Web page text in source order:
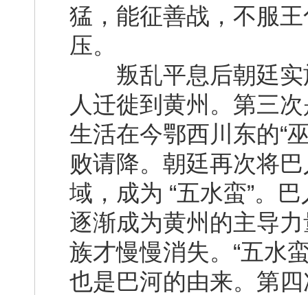
猛，能征善战，不服
压。
叛乱平息后朝廷实
人迁徙到黄州。第三
生活在今鄂西川东的“
败请降。朝廷再次将
域，成为 “五水蛮”。
逐渐成为黄州的主导
族才慢慢消失。“五水
也是巴河的由来。第